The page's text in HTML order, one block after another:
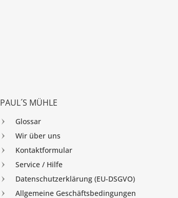
PAUL´S MÜHLE
Glossar
Wir über uns
Kontaktformular
Service / Hilfe
Datenschutzerklärung (EU-DSGVO)
Allgemeine Geschäftsbedingungen